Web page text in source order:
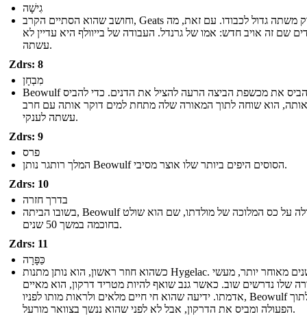
גִישָׁה
וחושב שהוא הסתיים הקרב, Geats לזרוק משתה גדול לכבודו. עם זאת, מה
שם זה אויב חדש: אמו של גרנדל. העבודה של בייוולף היא עדיין לא
עשתה.
Zdrs: 8
מִבְחָן
Beowulf חייב להביס את מכשפת הביצה הרעה להציל את הדנים. כדי להביס
אותה, הוא שוחה לתוך המאורה שלה מתחת למים דוקר אותה עם חרב
עשתה לענקי.
Zdrs: 9
פרס
המלך רותגר נותן Beowulf הסוסים היפים ביותר שלו אוצר מסיבי.
Zdrs: 10
בדרך חזרה
בשובו הביתה, Beowulf עולה על כס המלוכה של מולדתו, שם הוא שולט
בחוכמה במשך 50 שנים.
Zdrs: 11
כַּפָּרָה
כשהוא חוזר ראשון, הוא נותן מתנות Hygelac. שנים מאוחר יותר, מעשי
שלו נדרשים שוב. כאשר גנב שואף להיות מטריד דרקון, הוא מאיים
אדמתו. ידיעה שהוא חי חיים מלאים ולראות מותו לפניו, Beowulf מזנק לתוך
הפעולה ומביס את הדרקון, אבל לא לפני שהוא ננשך בצוואר מורעל.